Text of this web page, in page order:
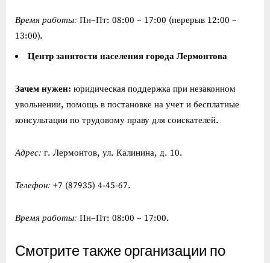
Время работы: Пн–Пт: 08:00 – 17:00 (перерыв 12:00 –
13:00).
Центр занятости населения города Лермонтова
Зачем нужен: юридическая поддержка при незаконном
увольнении, помощь в постановке на учет и бесплатные
консультации по трудовому праву для соискателей.
Адрес: г. Лермонтов, ул. Калинина, д. 10.
Телефон: +7 (87935) 4-45-67.
Время работы: Пн–Пт: 08:00 – 17:00.
Смотрите также организации по